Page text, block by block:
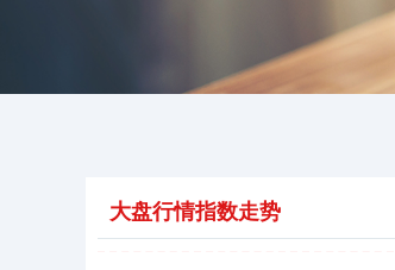
大盘行情指数走势
深证成指 14311.01 +200.89